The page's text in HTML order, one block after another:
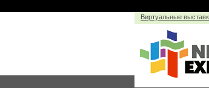
Виртуальные